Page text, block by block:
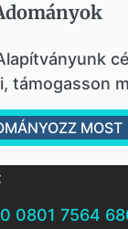
támogasson
MOST
0801 7564